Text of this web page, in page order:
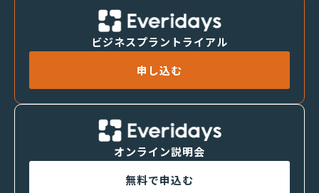
ビジネスプラントライアル
申し込む
オンライン説明会
無料で申込む